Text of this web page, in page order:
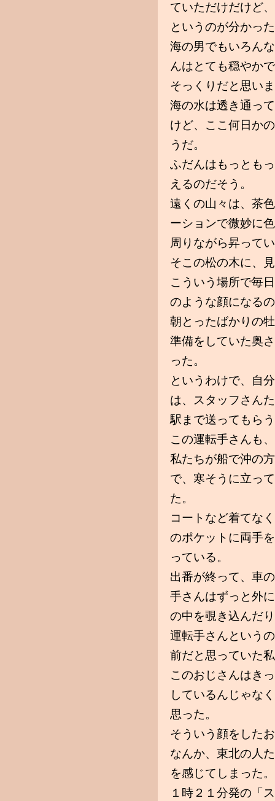
ていただけだけど
というのが分かっ
海の男でもいろん
んはとても穏やか
そっくりだと思い
海の水は透き通っ
けど、ここ何日か
うだ。
ふだんはもっとも
えるのだそう。
遠くの山々は、茶
ーションで微妙に
周りながら昇って
そこの松の木に、
こういう場所で毎
のような顔になる
朝とったばかりの
準備をしていた奥
った。
というわけで、自
は、スタッフさん
駅まで送ってもら
この運転手さんも
私たちが船で沖の
で、寒そうに立っ
た。
コートなど着てな
のポケットに両手
っている。
出番が終って、車
手さんはずっと外
の中を覗き込んだ
運転手さんという
前だと思っていた
このおじさんはき
しているんじゃな
思った。
そういう顔をした
なんか、東北の人
を感じてしまった。
１時２１分発の「